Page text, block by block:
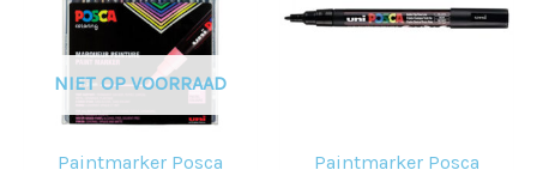
NIET OP VOORRAAD
Paintmarker Posca
Paintmarker Posca